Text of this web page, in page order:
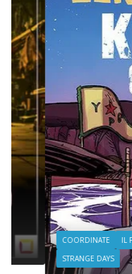
COORDINATE IL PENSIERO
STRANGE DAYS